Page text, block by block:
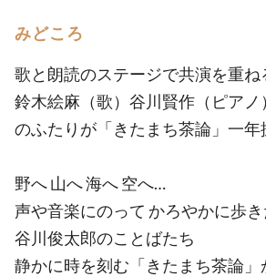
みどころ
歌と朗読のステージで共演を重ね
鈴木絵麻（歌）谷川賢作（ピアノ）
のふたりが「きたまち茶論」一年
野へ 山へ 海へ 空へ…
声や音楽にのって かろやかに歩
谷川俊太郎のことばたち
静かに時を刻む「きたまち茶論」